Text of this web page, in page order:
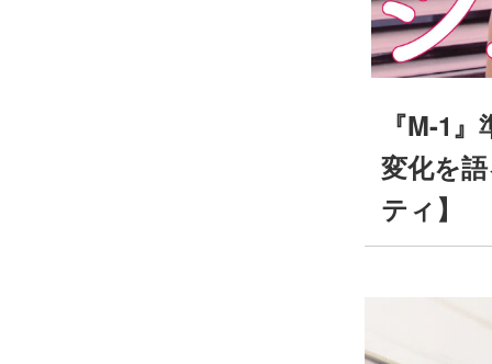
『M-1
変化を
ティ】